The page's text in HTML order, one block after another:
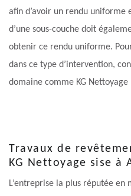
afin d’avoir un rendu uniforme
d’une sous-couche doit
obtenir ce rendu uniforme.
dans ce type d’intervention,
domaine comme KG Nettoyage
Travaux de
KG Nettoyage sise à
L’entreprise la plus réputée